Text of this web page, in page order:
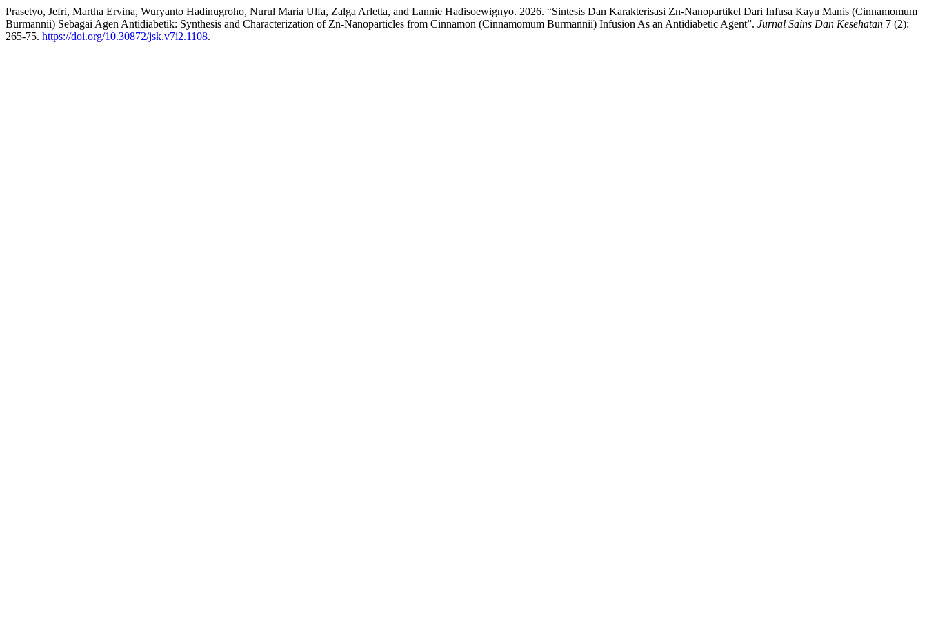
Prasetyo, Jefri, Martha Ervina, Wuryanto Hadinugroho, Nurul Maria Ulfa, Zalga Arletta, and Lannie Hadisoewignyo. 2026. “Sintesis Dan Karakterisasi Zn-Nanopartikel Dari Infusa Kayu Manis (Cinnamomum
Burmannii) Sebagai Agen Antidiabetik: Synthesis and Characterization of Zn-Nanoparticles from Cinnamon (Cinnamomum Burmannii) Infusion As an Antidiabetic Agent”. Jurnal Sains Dan Kesehatan 7 (2):
265-75. https://doi.org/10.30872/jsk.v7i2.1108.